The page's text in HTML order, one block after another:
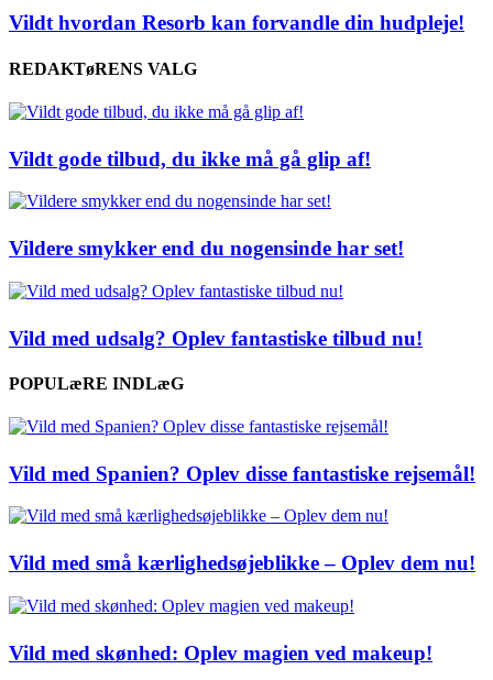
Vildt hvordan Resorb kan forvandle din hudpleje!
REDAKTøRENS VALG
Vildt gode tilbud, du ikke må gå glip af!
Vildere smykker end du nogensinde har set!
Vild med udsalg? Oplev fantastiske tilbud nu!
POPULæRE INDLæG
Vild med Spanien? Oplev disse fantastiske rejsemål!
Vild med små kærlighedsøjeblikke – Oplev dem nu!
Vild med skønhed: Oplev magien ved makeup!